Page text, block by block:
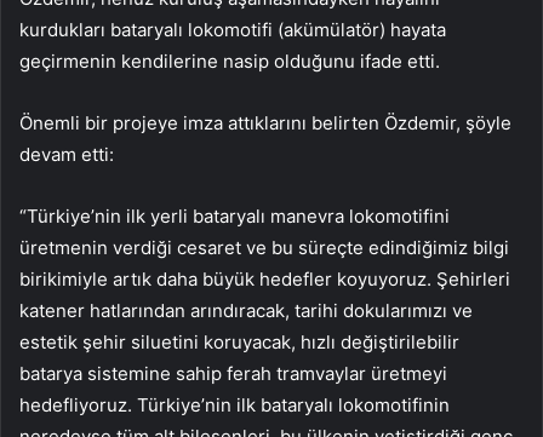
kurdukları bataryalı lokomotifi (akümülatör) hayata
geçirmenin kendilerine nasip olduğunu ifade etti.
Önemli bir projeye imza attıklarını belirten Özdemir, şöyle
devam etti:
“Türkiye’nin ilk yerli bataryalı manevra lokomotifini
üretmenin verdiği cesaret ve bu süreçte edindiğimiz bilgi
birikimiyle artık daha büyük hedefler koyuyoruz. Şehirleri
katener hatlarından arındıracak, tarihi dokularımızı ve
estetik şehir siluetini koruyacak, hızlı değiştirilebilir
batarya sistemine sahip ferah tramvaylar üretmeyi
hedefliyoruz. Türkiye’nin ilk bataryalı lokomotifinin